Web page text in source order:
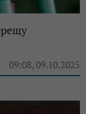
09:08, 09.10.2025